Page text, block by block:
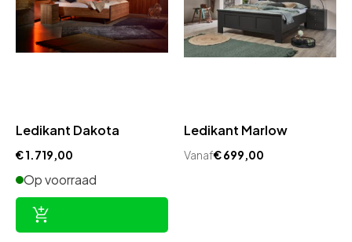
Ledikant Dakota
€1.719,00
Op voorraad
Ledikant Marlow
Vanaf€699,00